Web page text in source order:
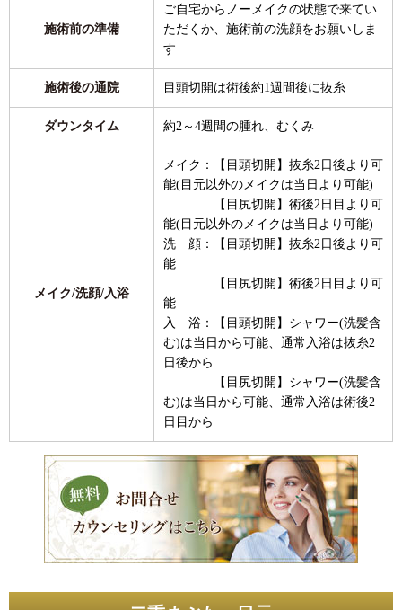
施術前の準備
ご自宅からノーメイクの状態で来てい
ただくか、施術前の洗顔をお願いしま
す
施術後の通院 目頭切開は術後約1週間後に抜糸
ダウンタイム 約2～4週間の腫れ、むくみ
メイク/洗顔/入浴
メイク：【目頭切開】抜糸2日後より可
能(目元以外のメイクは当日より可能)
【目尻切開】術後2日目より可
能(目元以外のメイクは当日より可能)
洗 顔：【目頭切開】抜糸2日後より可
能
【目尻切開】術後2日目より可
能
入 浴：【目頭切開】シャワー(洗髪含
む)は当日から可能、通常入浴は抜糸2
日後から
【目尻切開】シャワー(洗髪含
む)は当日から可能、通常入浴は術後2
日目から